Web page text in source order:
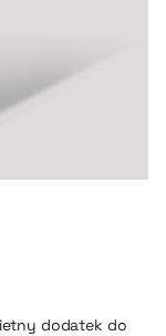
dodatek do